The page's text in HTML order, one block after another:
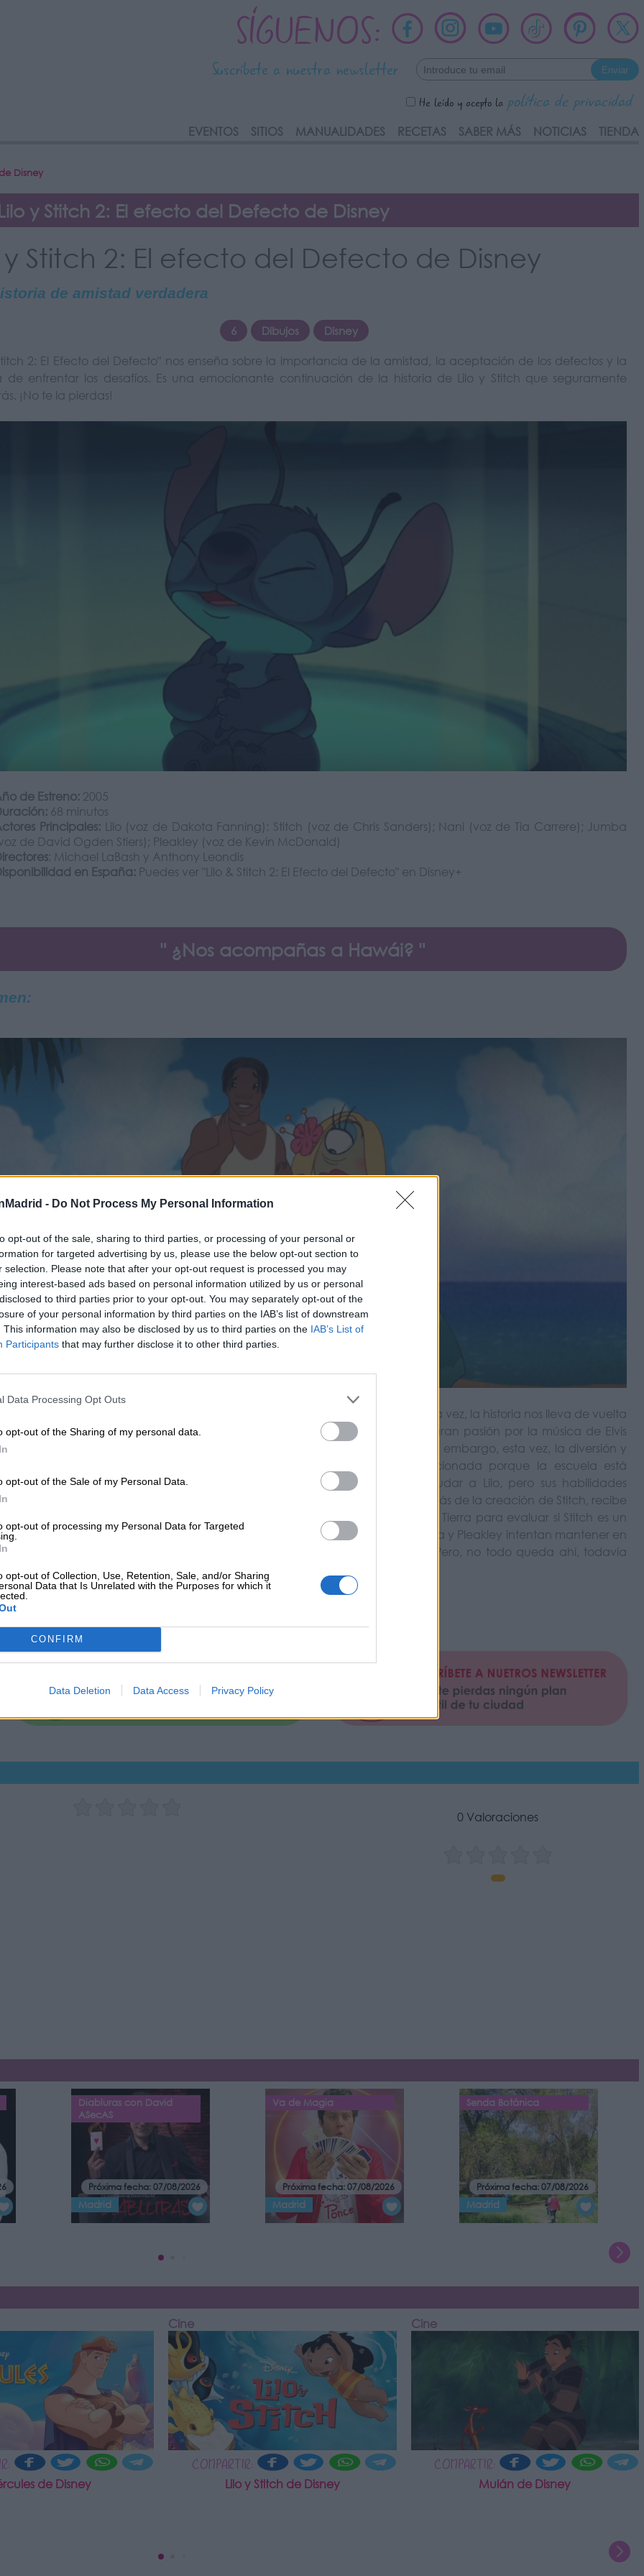
- Do Not Process My Personal Information
opt-out of the sale, sharing to third parties, or processing of your personal or
for targeted advertising by us, please use the below opt-out section to
selection. Please note that after your opt-out request is processed you may
interest-based ads based on personal information utilized by us or personal
to third parties prior to your opt-out. You may separately opt-out of the
of your personal information by third parties on the IAB’s list of downstream
This information may also be disclosed by us to third parties on the IAB’s List of
Participants that may further disclose it to other third parties.
Data Processing Opt Outs
opt-out of the Sharing of my personal data.
opt-out of the Sale of my Personal Data.
opt-out of processing my Personal Data for Targeted
opt-out of Collection, Use, Retention, Sale, and/or Sharing
Data that Is Unrelated with the Purposes for which it
CONFIRM
Data Deletion Data Access Privacy Policy
SÍGUENOS:
Suscríbete a nuestra newsletter
He leído y acepto la política de privacidad
EVENTOS SITIOS MANUALIDADES RECETAS SABER MÁS NOTICIAS TIENDA
Disney
y Stitch 2: El efecto del Defecto de Disney
y Stitch 2: El efecto del Defecto de Disney
de amistad verdadera
6 Dibujos Disney
Stitch 2: El Efecto del Defecto" nos enseña sobre la importancia de la amistad, la aceptación de los defectos y la
de enfrentar los desafíos. Es una emocionante continuación de la historia de Lilo y Stitch que seguramente
¡No te la pierdas!
de Estreno: 2005
68 minutos
Principales: Lilo (voz de Dakota Fanning): Stitch (voz de Chris Sanders); Nani (voz de Tia Carrere); Jumba
de David Ogden Stiers); Pleakley (voz de Kevin McDonald)
: Michael LaBash y Anthony Leondis
en España: Puedes ver "Lilo & Stitch 2: El Efecto del Defecto" en Disney+
" ¿Nos acompañas a Hawái? "
a la hermosa isla de Hawái para una nueva aventura con Lilo y Stitch! Esta vez, la historia nos lleva de vuelta
de Lilo y su pequeña familia. Lilo sigue siendo una niña especial con una gran pasión por la música de Elvis
y su mascota traviesa, Stitch, el adorable experimento genético alienígena. Sin embargo, esta vez, la diversión y
llegan a la isla de una manera inesperada. Lilo se encuentra emocionada porque la escuela está
un concurso de hula. Stitch, siempre dispuesto a ayudar, intenta ayudar a Lilo, pero sus habilidades
causan más problemas que soluciones. Mientras tanto, Jumba, el genio detrás de la creación de Stitch, recibe
de una misteriosa inspectora alienígena llamada Pleakley. Ella ha venido a la Tierra para evaluar si Stitch es un
exitoso o un completo desastre y llevárselo, de nuevo, a su planeta. Jumba y Pleakley intentan mantener en
los problemas de Stitch mientras Lilo trata de entrenar a su querido amigo. Pero, no todo queda ahí, todavía
que vivir muchas más aventuras… ¿Crees que podrá solucionarse todo?
0 Valoraciones
Diabluras con David
ASecAS
Próxima fecha: 07/08/2026
Madrid
Va de Magia
Próxima fecha: 07/08/2026
Madrid
Senda Botánica
Próxima fecha: 07/08/2026
Madrid
de Disney
Cine
COMPARTIR:
Lilo y Stitch de Disney
Cine
COMPARTIR:
Mulán de Disney